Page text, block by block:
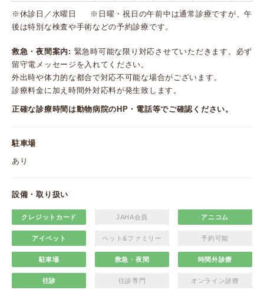
※休診日／水曜日 ※日曜・祝日の午前中は通常診療ですが、午
後は特別な検査や手術などの予約診療です。
救急・夜間案内: 緊急時可能な限り対応させていただきます。必ず
留守電メッセージを入れてください。
外出時や体力的な都合で対応不可能な場合がございます。
診療料金に加え時間外対応料が発生致します。
正確な診療時間は動物病院のHP・電話等でご確認ください。
駐車場
あり
設備・取り扱い
クレジットカード JAHA会員 アニコム
アイペット ペット&ファミリー 予約可能
駐車場 救急・夜間 時間外診療
往診 往診専門 オンライン診療